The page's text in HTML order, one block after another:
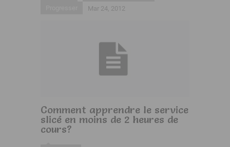
Mar 24, 2012
Comment apprendre le service
slicé en moins de 2 heures de
cours?